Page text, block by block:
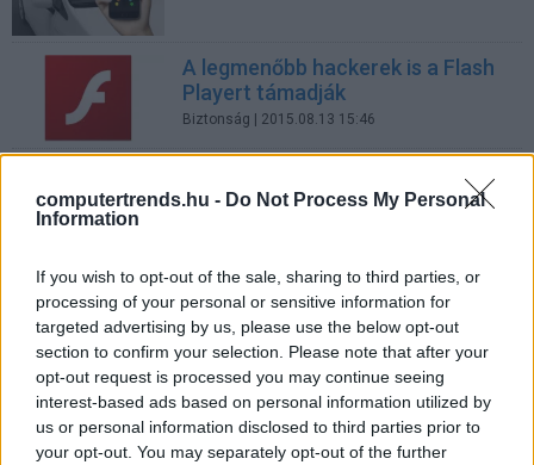
computertrends.hu - Do Not Process My Personal
Information
If you wish to opt-out of the sale, sharing to third parties, or
processing of your personal or sensitive information for
targeted advertising by us, please use the below opt-out
section to confirm your selection. Please note that after your
opt-out request is processed you may continue seeing
interest-based ads based on personal information utilized by
us or personal information disclosed to third parties prior to
your opt-out. You may separately opt-out of the further
A legmenőbb hackerek is a Flash
Playert támadják
Biztonság | 2015.08.13 15:46
CIO| 2015.02.18 14:55
Szállodai megfigyelés
Biztonság| 2014.11.12 12:00
ULTRA HD-vel támad az LG